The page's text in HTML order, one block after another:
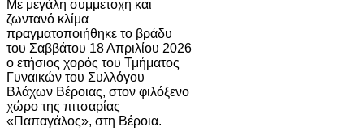
Με μεγάλη συμμετοχή και
ζωντανό κλίμα
πραγματοποιήθηκε το βράδυ
του Σαββάτου 18 Απριλίου 2026
ο ετήσιος χορός του Τμήματος
Γυναικών του Συλλόγου
Βλάχων Βέροιας, στον φιλόξενο
χώρο της πιτσαρίας
«Παπαγάλος», στη Βέροια.